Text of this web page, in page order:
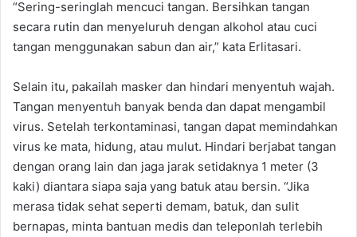
“Sering-seringlah mencuci tangan. Bersihkan tangan
secara rutin dan menyeluruh dengan alkohol atau cuci
tangan menggunakan sabun dan air,” kata Erlitasari.
Selain itu, pakailah masker dan hindari menyentuh wajah.
Tangan menyentuh banyak benda dan dapat mengambil
virus. Setelah terkontaminasi, tangan dapat memindahkan
virus ke mata, hidung, atau mulut. Hindari berjabat tangan
dengan orang lain dan jaga jarak setidaknya 1 meter (3
kaki) diantara siapa saja yang batuk atau bersin. “Jika
merasa tidak sehat seperti demam, batuk, dan sulit
bernapas, minta bantuan medis dan teleponlah terlebih